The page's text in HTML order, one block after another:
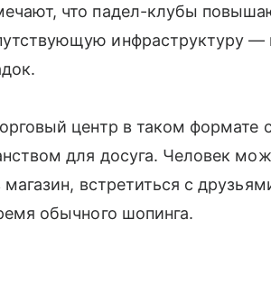
что падел-клубы
инфраструктуру —
центр в таком формате
для досуга. Человек
магазин, встретиться с
обычного шопинга.